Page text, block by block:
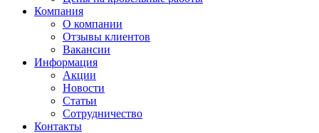
Компания
О компании
Отзывы клиентов
Вакансии
Информация
Акции
Новости
Статьи
Сотрудничество
Контакты